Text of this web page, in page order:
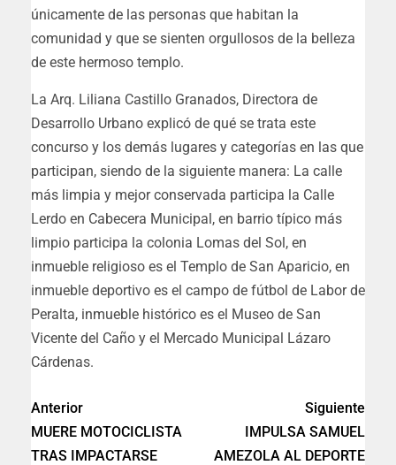
únicamente de las personas que habitan la
comunidad y que se sienten orgullosos de la belleza
de este hermoso templo.
La Arq. Liliana Castillo Granados, Directora de
Desarrollo Urbano explicó de qué se trata este
concurso y los demás lugares y categorías en las que
participan, siendo de la siguiente manera: La calle
más limpia y mejor conservada participa la Calle
Lerdo en Cabecera Municipal, en barrio típico más
limpio participa la colonia Lomas del Sol, en
inmueble religioso es el Templo de San Aparicio, en
inmueble deportivo es el campo de fútbol de Labor de
Peralta, inmueble histórico es el Museo de San
Vicente del Caño y el Mercado Municipal Lázaro
Cárdenas.
Anterior
MUERE MOTOCICLISTA
TRAS IMPACTARSE
Siguiente
IMPULSA SAMUEL
AMEZOLA AL DEPORTE